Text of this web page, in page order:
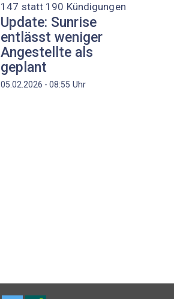
147 statt 190 Kündigungen
Update: Sunrise
entlässt weniger
Angestellte als
geplant
05.02.2026 - 08:55 Uhr